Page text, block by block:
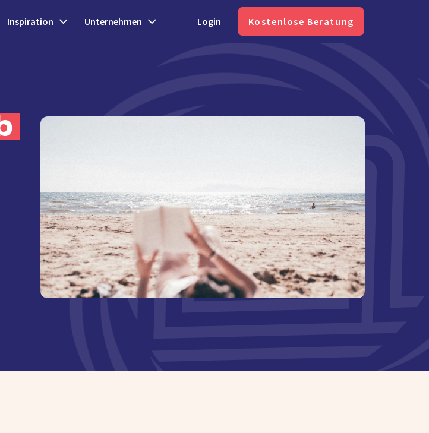
Inspiration Unternehmen Login Kostenlose Beratung